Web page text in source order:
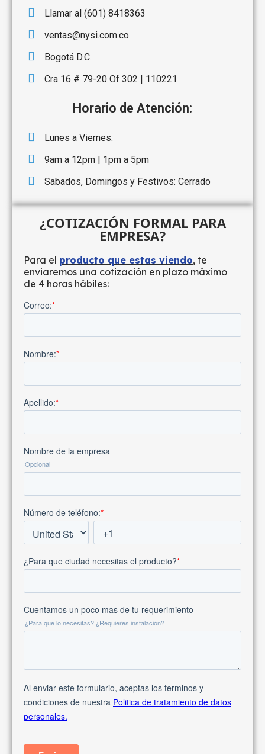
Llamar al (601) 8418363
ventas@nysi.com.co
Bogotá D.C.
Cra 16 # 79-20 Of 302 | 110221
Horario de Atención:
Lunes a Viernes:
9am a 12pm | 1pm a 5pm
Sabados, Domingos y Festivos: Cerrado
¿COTIZACIÓN FORMAL PARA
EMPRESA?
Para el producto que estas viendo, te
enviaremos una cotización en plazo máximo
de 4 horas hábiles: